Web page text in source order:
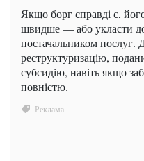
Якщо борг справді є,
швидше — або укласти
постачальником послуг.
реструктуризацію,
субсидію, навіть якщо
повністю.